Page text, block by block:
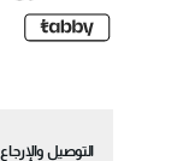
التوصيل والإرجاع